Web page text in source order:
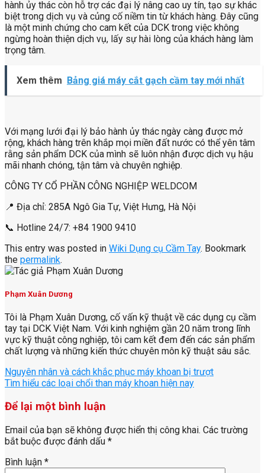
hành ủy thác còn hỗ trợ các đại lý nâng cao uy tín, tạo sự khác
biệt trong dịch vụ và củng cố niềm tin từ khách hàng. Đây cũng
là một minh chứng cho cam kết của DCK trong việc không
ngừng hoàn thiện dịch vụ, lấy sự hài lòng của khách hàng làm
trọng tâm.
Xem thêm Bảng giá máy cắt gạch cầm tay mới nhất
Với mạng lưới đại lý bảo hành ủy thác ngày càng được mở
rộng, khách hàng trên khắp mọi miền đất nước có thể yên tâm
rằng sản phẩm DCK của mình sẽ luôn nhận được dịch vụ hậu
mãi nhanh chóng, tận tâm và chuyên nghiệp.
CÔNG TY CỔ PHẦN CÔNG NGHIỆP WELDCOM
📍 Địa chỉ: 285A Ngô Gia Tự, Việt Hưng, Hà Nội
📞 Hotline 24/7: +84 1900 9410
This entry was posted in Wiki Dụng cụ Cầm Tay. Bookmark
the permalink.
Phạm Xuân Dương
Tôi là Phạm Xuân Dương, cố vấn kỹ thuật về các dụng cụ cầm
tay tại DCK Việt Nam. Với kinh nghiệm gần 20 năm trong lĩnh
vực kỹ thuật công nghiệp, tôi cam kết đem đến các sản phẩm
chất lượng và những kiến thức chuyên môn kỹ thuật sâu sắc.
Nguyên nhân và cách khắc phục máy khoan bị trượt
Tìm hiểu các loại chổi than máy khoan hiện nay
Để lại một bình luận
Email của bạn sẽ không được hiển thị công khai. Các trường
bắt buộc được đánh dấu *
Bình luận *